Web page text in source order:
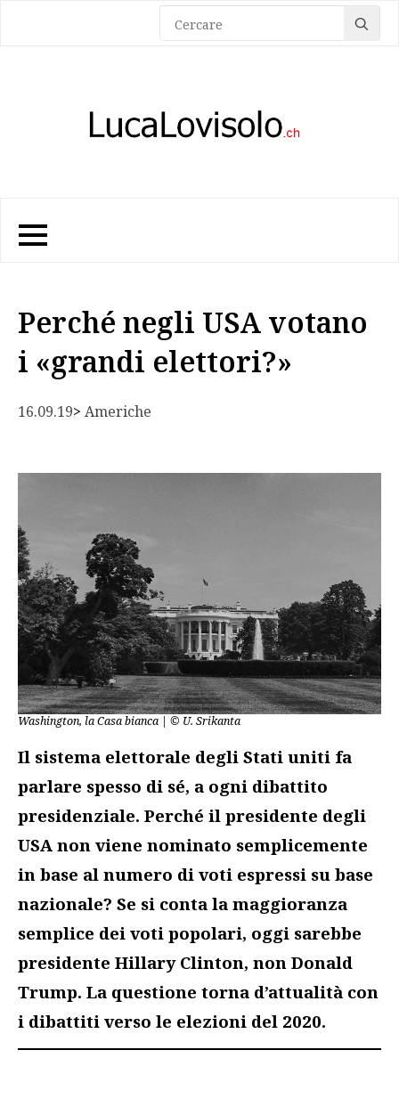
for:
Perché negli USA votano
i «grandi elettori?»
16.09.19> Americhe
Washington, la Casa bianca | © U. Srikanta
Il sistema elettorale degli Stati uniti fa
parlare spesso di sé, a ogni dibattito
presidenziale. Perché il presidente degli
USA non viene nominato semplicemente
in base al numero di voti espressi su base
nazionale? Se si conta la maggioranza
semplice dei voti popolari, oggi sarebbe
presidente Hillary Clinton, non Donald
Trump. La questione torna d’attualità con
i dibattiti verso le elezioni del 2020.